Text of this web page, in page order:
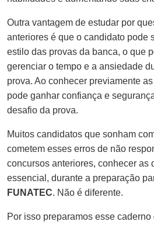
Outra vantagem de estudar por
anteriores é que o candidato pode
estilo das provas da banca, o que
gerenciar o tempo e a ansiedade
prova. Ao conhecer previamente
pode ganhar confiança e
desafio da prova.
Muitos candidatos que sonham
cometem esses erros de não
concursos anteriores, conhecer as
essencial, durante a preparação
FUNATEC. Não é diferente.
Por isso preparamos esse